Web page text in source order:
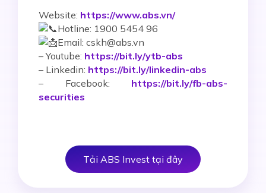
Website: https://www.abs.vn/
Hotline: 1900 5454 96
Email: cskh@abs.vn
–Youtube: https://bit.ly/ytb-abs
– Linkedin: https://bit.ly/linkedin-abs
– Facebook: https://bit.ly/fb-abs-
securities
Tải ABS Invest tại đây